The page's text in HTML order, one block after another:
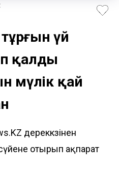
үй
қалды
мүлік қай
дереккөзінен
отырып ақпарат